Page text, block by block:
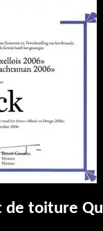
de toiture